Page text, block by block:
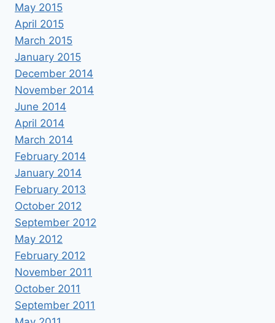
May 2015
April 2015
March 2015
January 2015
December 2014
November 2014
June 2014
April 2014
March 2014
February 2014
January 2014
February 2013
October 2012
September 2012
May 2012
February 2012
November 2011
October 2011
September 2011